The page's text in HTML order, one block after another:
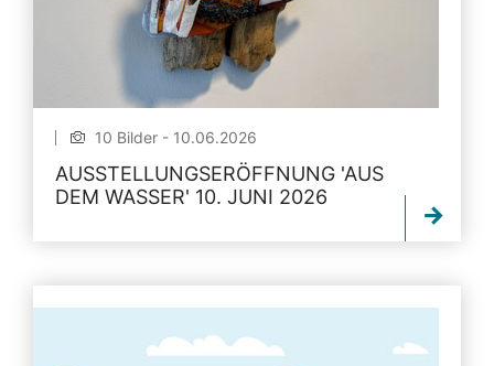
10 Bilder - 10.06.2026
AUSSTELLUNGSERÖFFNUNG 'AUS
DEM WASSER' 10. JUNI 2026